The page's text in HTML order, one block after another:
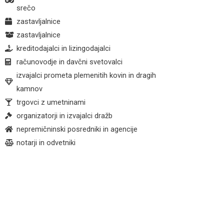
srečo
zastavljalnice
zastavljalnice
kreditodajalci in lizingodajalci
računovodje in davčni svetovalci
izvajalci prometa plemenitih kovin in dragih
kamnov
trgovci z umetninami
organizatorji in izvajalci dražb
nepremičninski posredniki in agencije
notarji in odvetniki